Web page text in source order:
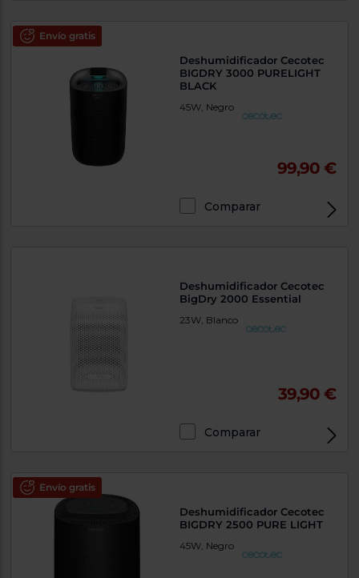
Envío gratis
Deshumidificador Cecotec
BIGDRY 3000 PURELIGHT
BLACK
45W, Negro
99,90 €
Comparar
Deshumidificador Cecotec
BigDry 2000 Essential
23W, Blanco
39,90 €
Comparar
Envío gratis
Deshumidificador Cecotec
BIGDRY 2500 PURE LIGHT
45W, Negro